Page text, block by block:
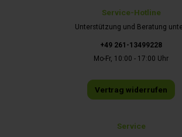
Service-Hotline
Unterstützung und Beratung
+49 261-13499228
Mo-Fr, 10:00 - 17:00 Uhr
Vertrag widerrufen
Service